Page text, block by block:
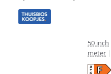
50 inch
meter |